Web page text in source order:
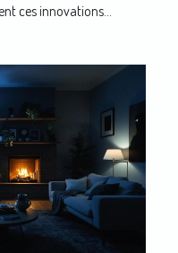
ces innovations...